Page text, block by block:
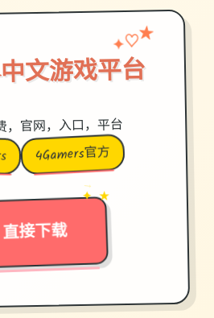
中文游戏平台
✦♡★
，官网，入口，平台
4Gamers官方
直接下载
→
✦ ★